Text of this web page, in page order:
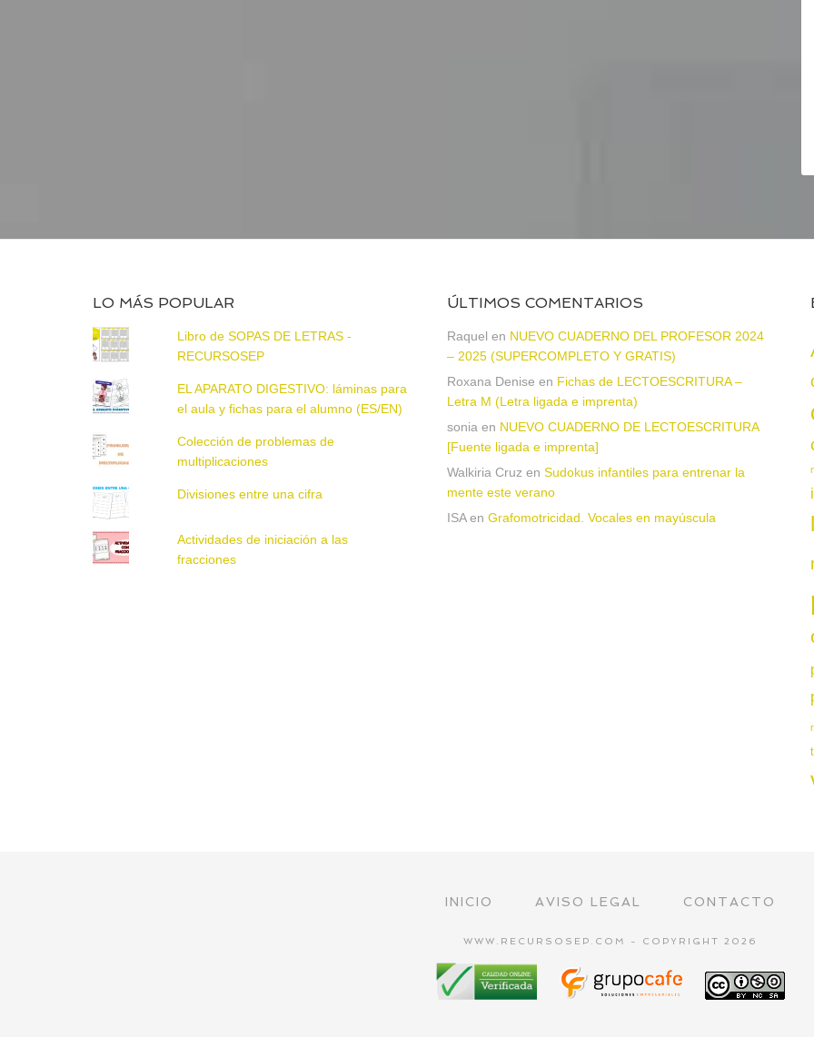
LO MÁS POPULAR
Libro de SOPAS DE LETRAS -
RECURSOSEP
EL APARATO DIGESTIVO: láminas para
el aula y fichas para el alumno (ES/EN)
Colección de problemas de
multiplicaciones
Divisiones entre una cifra
Actividades de iniciación a las
fracciones
ÚLTIMOS COMENTARIOS
Raquel en NUEVO CUADERNO DEL PROFESOR 2024
– 2025 (SUPERCOMPLETO Y GRATIS)
Roxana Denise en Fichas de LECTOESCRITURA –
Letra M (Letra ligada e imprenta)
sonia en NUEVO CUADERNO DE LECTOESCRITURA
[Fuente ligada e imprenta]
Walkiria Cruz en Sudokus infantiles para entrenar la
mente este verano
ISAen Grafomotricidad. Vocales en mayúscula
INICIO AVISO LEGAL CONTACTO
WWW.RECURSOSEP.COM - COPYRIGHT 2026